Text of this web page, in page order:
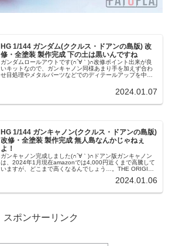
HG 1/144 ガンダム(ククルス・ドアンの島版) 改
修・全塗装 製作完成 下の土は黒いんですね
ガンダムロールアウトです(∩´∀｀)∩改修ポイント出来が良
いキットなので、ガンキャノン同様あまり手を加えず合わ
せ目処理やメタルパーツなどでのディテールアップを中心
2024.01.07
HG 1/144 ガンキャノン(ククルス・ドアンの島版)
改修・全塗装 製作完成 無人島なんかじゃねぇ
よ！
ガンキャノン完成しました(∩´∀｀)∩ドアン版ガンキャノン
は、2024年1月現在amazonでは4,000円近くまで高騰して
いますが、どこまで高くなるんでしょう…。THE ORIGIN
2024.01.06
スポンサーリンク